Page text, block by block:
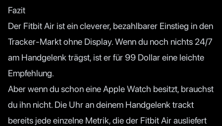
Fazit
Der Fitbit Air ist ein cleverer, bezahlbarer Einstieg in den
Tracker-Markt ohne Display. Wenn du noch nichts 24/7
am Handgelenk trägst, ist er für 99 Dollar eine leichte
Empfehlung.
Aber wenn du schon eine Apple Watch besitzt, brauchst
du ihn nicht. Die Uhr an deinem Handgelenk trackt
bereits jede einzelne Metrik, die der Fitbit Air ausliefert